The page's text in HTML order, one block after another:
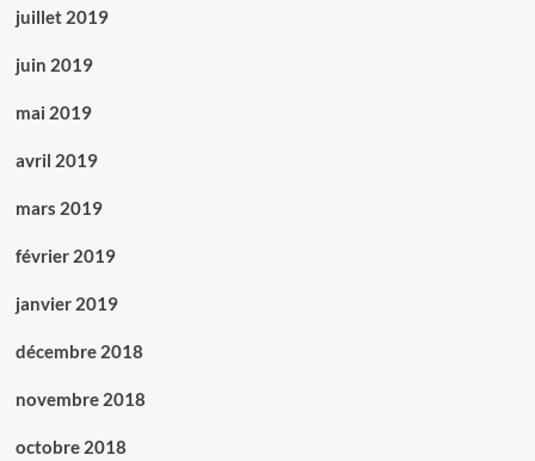
juillet 2019
juin 2019
mai 2019
avril 2019
mars 2019
février 2019
janvier 2019
décembre 2018
novembre 2018
octobre 2018